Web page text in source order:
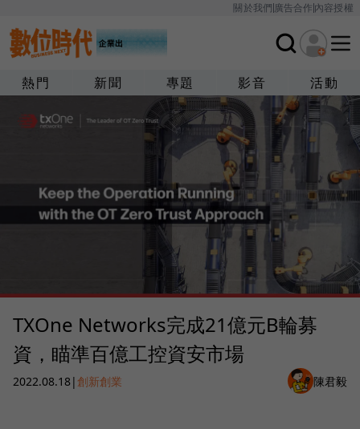
關於我們廣告合作內容授權
熱門 新聞 專題 影音 活動
TXOne Networks完成21億元B輪募
資，瞄準百億工控資安市場
2022.08.18|創新創業 陳君毅